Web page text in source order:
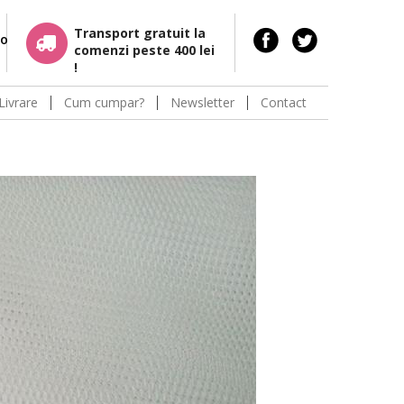
Transport gratuit la
comenzi peste 400 lei
!
Cum cumpar? Newsletter Contact